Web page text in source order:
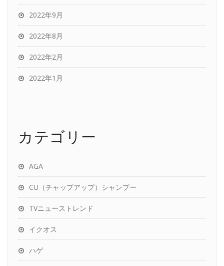
2022年9月
2022年8月
2022年2月
2022年1月
カテゴリー
AGA
CU（チャップアップ）シャンプー
TVニューストレンド
イクオス
ハゲ